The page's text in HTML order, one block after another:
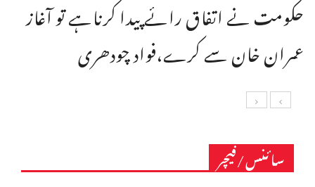
حکومت نے اتفاق رائے پیدا کرناہے تو آغاز
عمران خان سے کرے،فواد چودھری
سائنس/فیچر